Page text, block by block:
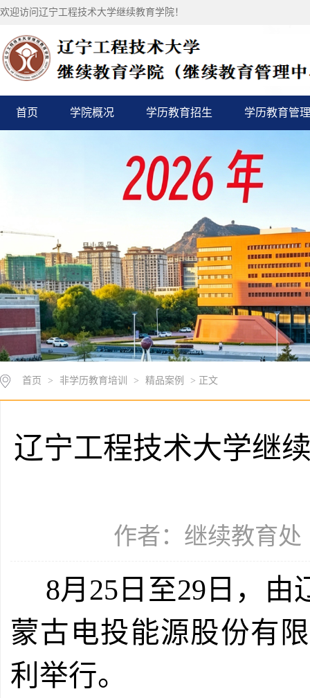
欢迎访问辽宁工程技术大学继续教育学院！
首页 学院概况 学历教育招生 学历教育管理
首页 > 非学历教育培训 > 精品案例 > 正文
辽宁工程技术大学继
作者：继续教育处
8月25日至29日，
蒙古电投能源股份有
利举行。